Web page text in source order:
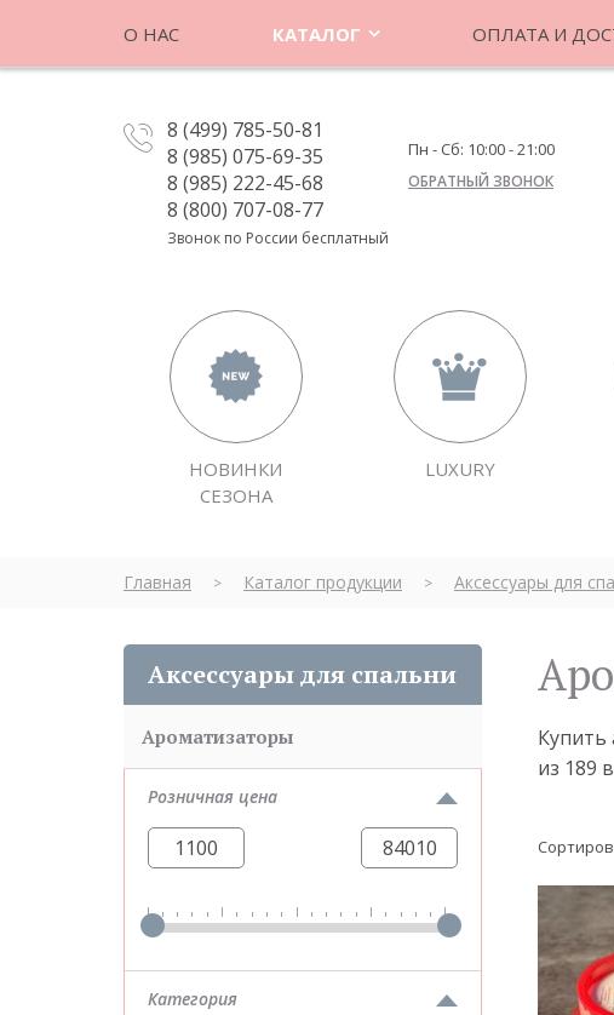
О НАС КАТАЛОГ ОПЛАТА И
8 (499) 785-50-81
8 (985) 075-69-35
8 (985) 222-45-68
8 (800) 707-08-77
Звонок по России бесплатный
Пн - Сб: 10:00 - 21:00
ОБРАТНЫЙ ЗВОНОК
НОВИНКИ
СЕЗОНА
LUXURY
Главная > Каталог продукции > Аксессуары для
Аксессуары для спальни
Ароматизаторы
Розничная цена
Категория
из 189